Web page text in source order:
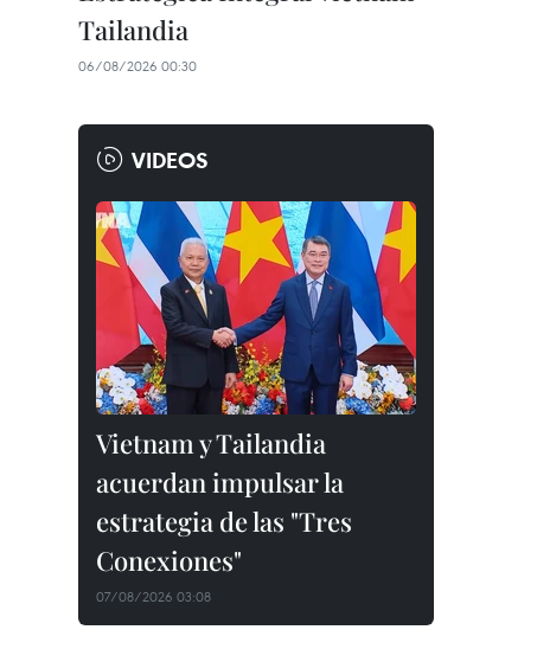
Tailandia
06/08/2026 00:30
VIDEOS
Vietnam y Tailandia
acuerdan impulsar la
estrategia de las "Tres
Conexiones"
07/08/2026 03:08